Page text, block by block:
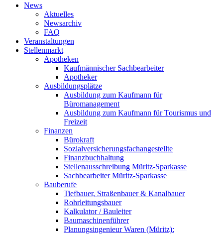
News
Aktuelles
Newsarchiv
FAQ
Veranstaltungen
Stellenmarkt
Apotheken
Kaufmännischer Sachbearbeiter
Apotheker
Ausbildungsplätze
Ausbildung zum Kaufmann für
Büromanagement
Ausbildung zum Kaufmann für Tourismus und
Freizeit
Finanzen
Bürokraft
Sozialversicherungsfachangestellte
Finanzbuchhaltung
Stellenausschreibung Müritz-Sparkasse
Sachbearbeiter Müritz-Sparkasse
Bauberufe
Tiefbauer, Straßenbauer & Kanalbauer
Rohrleitungsbauer
Kalkulator / Bauleiter
Baumaschinenführer
Planungsingenieur Waren (Müritz):